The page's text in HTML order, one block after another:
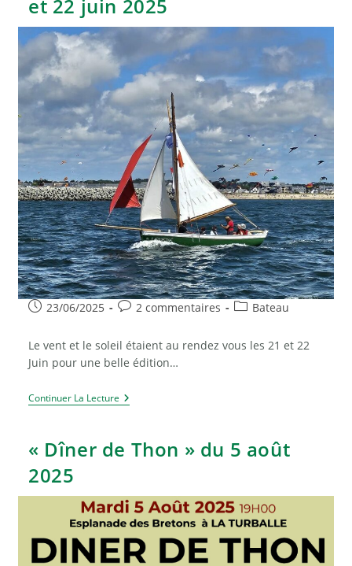
De
L’île
Dumet,
Seule
Île
De
Loire-
Atlantique
Pour
Protéger
Les
Oiseaux
et 22 juin 2025
Publication
23/06/2025
Commentaires
la
publication :
2 commentaires
PostBateau
Le vent et le soleil étaient au rendez vous les 21 et 22
Juin pour une belle édition…
Continuer La LectureWeek-
End
Les
21
Juin
2025
« Dîner de Thon » du 5 août
2025